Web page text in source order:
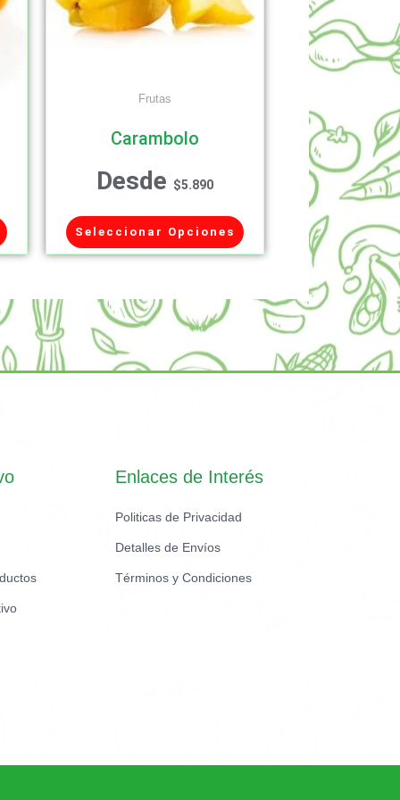
Frutas
Carambolo
Desde $5.890
Seleccionar Opciones
Enlaces de Interés
Politicas de Privacidad
Detalles de Envíos
Términos y Condiciones